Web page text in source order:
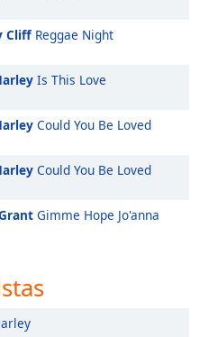
Cliff Reggae Night
Is This Love
Could You Be Loved
Could You Be Loved
Gimme Hope Jo'anna